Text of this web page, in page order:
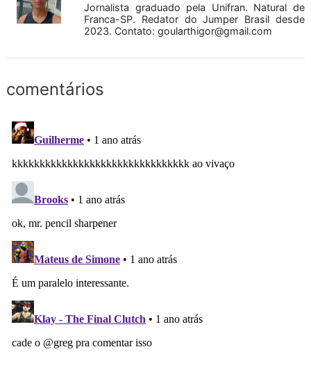
Jornalista graduado pela Unifran. Natural de
Franca-SP. Redator do Jumper Brasil desde
2023. Contato: goularthigor@gmail.com
comentários